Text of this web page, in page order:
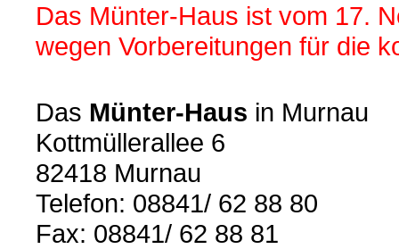
Das Münter-Haus ist vom 17.
wegen Vorbereitungen für die
Das Münter-Haus in Murnau
Kottmüllerallee 6
82418 Murnau
Telefon: 08841/ 62 88 80
Fax: 08841/ 62 88 81